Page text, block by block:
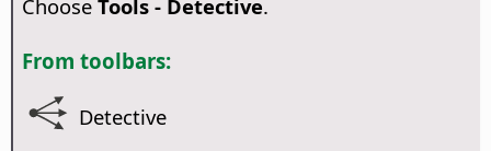
Choose Tools - Detective.
From toolbars:
Detective